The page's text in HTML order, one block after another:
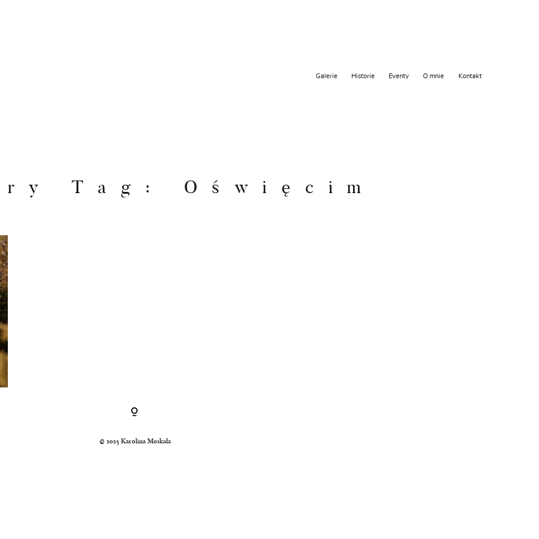
Galerie Historie Eventy O mnie Kontakt
Tag: Oświęcim
© 2025 Karolina Moskała